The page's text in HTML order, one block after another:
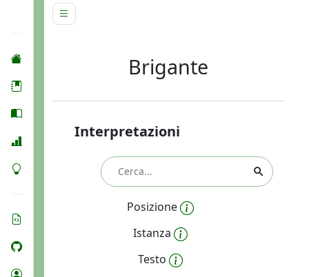
Brigante
Interpretazioni
Posizione
Istanza
Testo